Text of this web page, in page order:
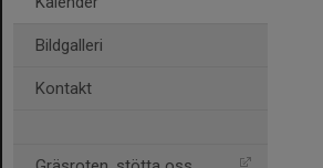
Bildgalleri
Kontakt